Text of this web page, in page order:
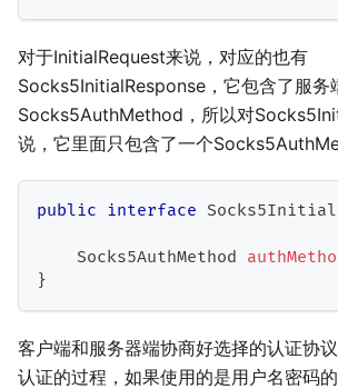
对于InitialRequest来说，对应的也有
Socks5InitialResponse，它包含了服务
Socks5AuthMethod，所以对
说，它里面只包含了一个
public interface
Socks5AuthMethod
}
客户端和服务器端协商好选择的认证协
认证的过程，如果使用的是用户名密码